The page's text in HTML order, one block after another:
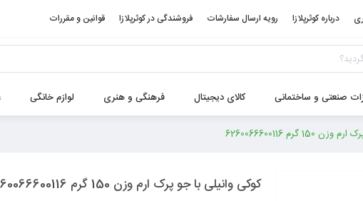
درباره کوثرپلازا رویه ارسال سفارشات فروشندگی در کوثرپلازا قوانین و مقررات
صنعتی و ساختمانی کالای دیجیتال فرهنگی و هنری لوازم خانگی
6260066600116
کوکی وانیلی با جو پرک ارم وزن 150 گرم 6260066600116